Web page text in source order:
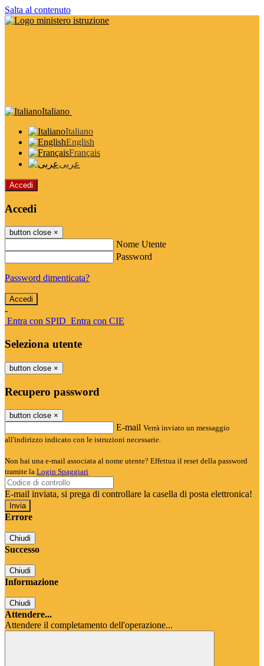
Salta al contenuto
Italiano
Italiano
English
Français
عربى
Accedi
Accedi
button close ×
Nome Utente
Password
Password dimenticata?
-
Entra con SPID Entra con CIE
Seleziona utente
button close ×
Recupero password
button close ×
E-mail Verrà inviato un messaggio
all'indirizzo indicato con le istruzioni necessarie.
Non hai una e-mail associata al nome utente? Effettua il reset della password
tramite la Login Spaggiari
E-mail inviata, si prega di controllare la casella di posta elettronica!
Errore
Chiudi
Successo
Chiudi
Informazione
Chiudi
Attendere...
Attendere il completamento dell'operazione...